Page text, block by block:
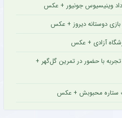
وینیسیوس جونیور + عکس
دوستانه دیروز + عکس
آزادی + عکس
تجربه با حضور در تمرین گل‌گهر +
ستاره محبوبش + عکس